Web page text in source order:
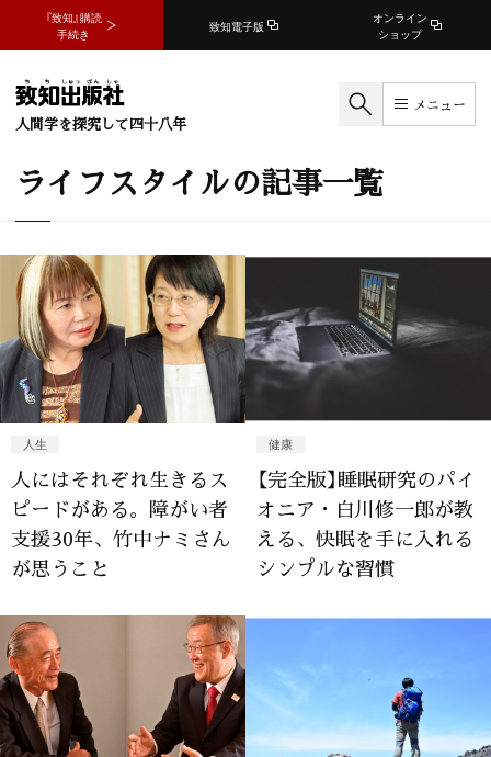
『致知』購読
手続き
致知電子版
オンライン
ショップ
人間学を探究して四十八年
メニュー
ライフスタイルの記事一覧
人生
人にはそれぞれ生きるス
ピードがある。障がい者
支援30年、竹中ナミさん
が思うこと
健康
【完全版】睡眠研究のパイ
オニア・白川修一郎が教
える、快眠を手に入れる
シンプルな習慣